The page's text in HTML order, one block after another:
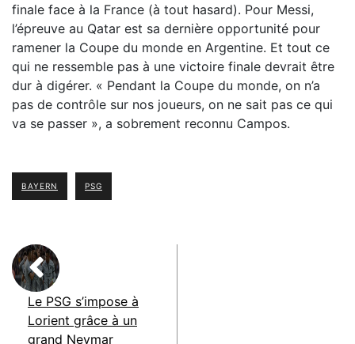
finale face à la France (à tout hasard). Pour Messi,
l’épreuve au Qatar est sa dernière opportunité pour
ramener la Coupe du monde en Argentine. Et tout ce
qui ne ressemble pas à une victoire finale devrait être
dur à digérer. « Pendant la Coupe du monde, on n’a
pas de contrôle sur nos joueurs, on ne sait pas ce qui
va se passer », a sobrement reconnu Campos.
BAYERN PSG
Le PSG s’impose à
Lorient grâce à un
grand Neymar